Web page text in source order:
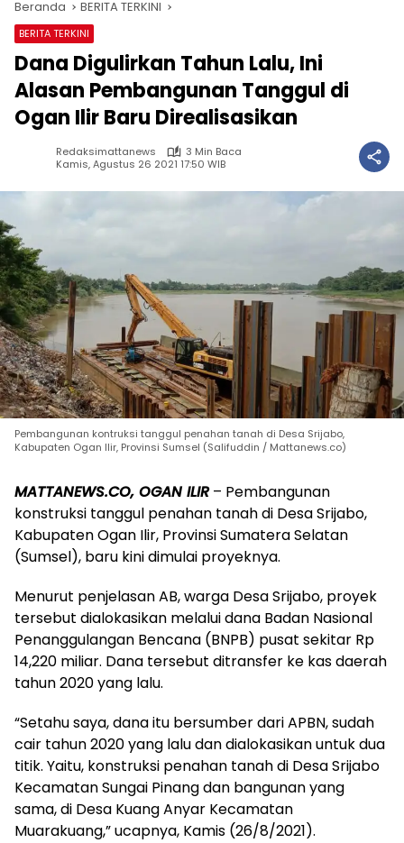
Beranda BERITA TERKINI
BERITA TERKINI
Dana Digulirkan Tahun Lalu, Ini
Alasan Pembangunan Tanggul di
Ogan Ilir Baru Direalisasikan
Redaksimattanews
3 Min Baca
Kamis, Agustus 26 2021 17:50 WIB
Pembangunan kontruksi tanggul penahan tanah di Desa Srijabo,
Kabupaten Ogan Ilir, Provinsi Sumsel (Salifuddin / Mattanews.co)
MATTANEWS.CO, OGAN ILIR– Pembangunan
konstruksi tanggul penahan tanah di Desa Srijabo,
Kabupaten Ogan Ilir, Provinsi Sumatera Selatan
(Sumsel), baru kini dimulai proyeknya.
Menurut penjelasan AB, warga Desa Srijabo, proyek
tersebut dialokasikan melalui dana Badan Nasional
Penanggulangan Bencana (BNPB) pusat sekitar Rp
14,220 miliar. Dana tersebut ditransfer ke kas daerah
tahun 2020 yang lalu.
“Setahu saya, dana itu bersumber dari APBN, sudah
cair tahun 2020 yang lalu dan dialokasikan untuk dua
titik. Yaitu, konstruksi penahan tanah di Desa Srijabo
Kecamatan Sungai Pinang dan bangunan yang
sama, di Desa Kuang Anyar Kecamatan
Muarakuang,” ucapnya, Kamis (26/8/2021).